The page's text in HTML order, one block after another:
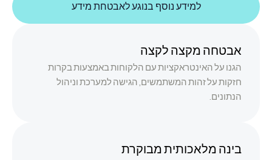
למידע נוסף בנוגע לאבטחת מידע
אבטחה מקצה לקצה
הגנו על האינטראקציות עם הלקוחות באמצעות בקרות
חזקות על זהות המשתמשים, הגישה למערכת וניהול
הנתונים.
בינה מלאכותית מבוקרת